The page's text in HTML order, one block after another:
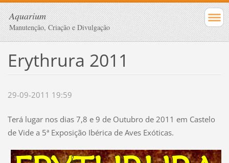
Aquarium
Manutenção, Criação e Divulgação
Erythrura 2011
29-09-2011 19:59
Terá lugar nos dias 7,8 e 9 de Outubro de 2011 em Castelo
de Vide a 5ª Exposição Ibérica de Aves Exóticas.